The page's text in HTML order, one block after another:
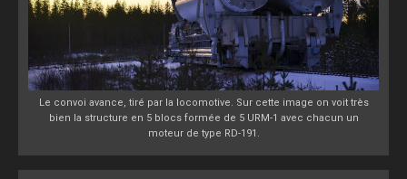
Le convoi avance, tiré par la locomotive. Sur cette image on voit très
bien la structure en 5 blocs formée de 5 URM-1 avec chacun un
moteur de type RD-191.